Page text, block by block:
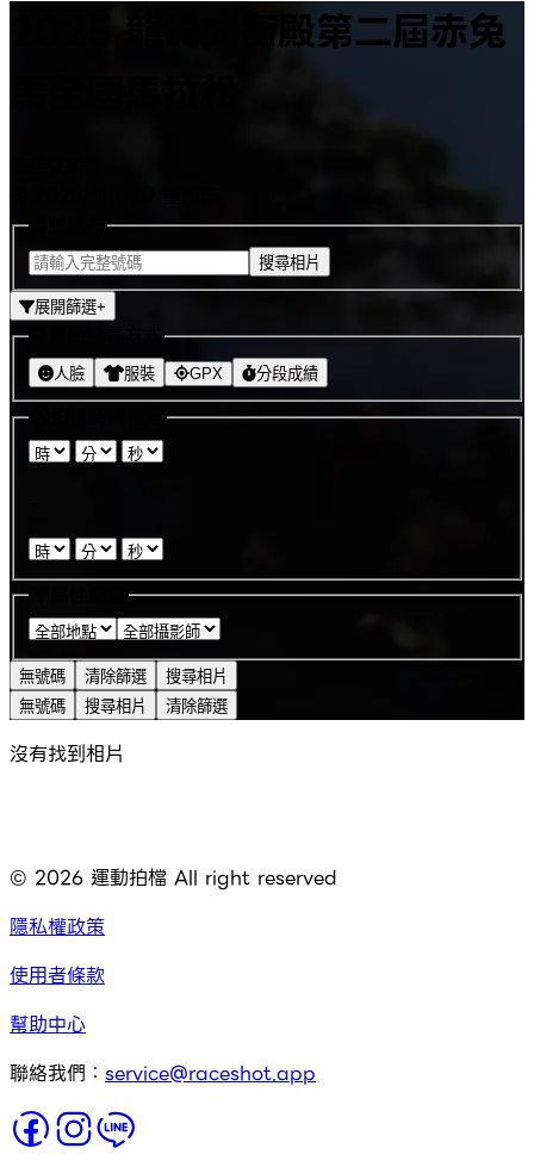
2025 龍崎文衡殿第二屆赤兔
搜尋相片
展開篩選+
人臉 服裝 GPX 分段成績
無號碼 清除篩選
搜尋相片
無號碼
搜尋相片 清除篩選
沒有找到相片
© 2026 運動拍檔 All right reserved
隱私權政策
使用者條款
幫助中心
聯絡我們： service@raceshot.app